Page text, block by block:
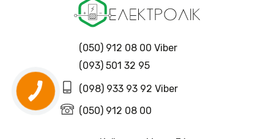
(050) 912 08 00 Viber
(093) 501 32 95
(098) 933 93 92 Viber
(050) 912 08 00